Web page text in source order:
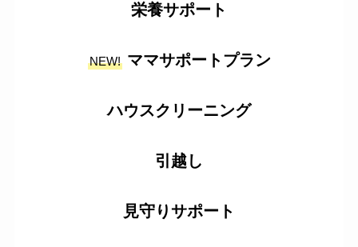
栄養サポート
NEW!ママサポートプラン
ハウスクリーニング
引越し
見守りサポート